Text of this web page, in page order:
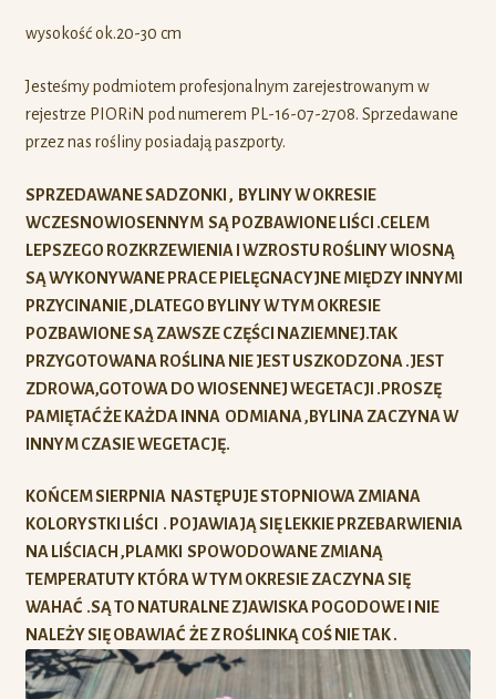
wysokość ok.20-30 cm
Jesteśmy podmiotem profesjonalnym zarejestrowanym w
rejestrze PIORiN pod numerem PL-16-07-2708. Sprzedawane
przez nas rośliny posiadają paszporty.
SPRZEDAWANE SADZONKI , BYLINY W OKRESIE
WCZESNOWIOSENNYM SĄ POZBAWIONE LIŚCI .CELEM
LEPSZEGO ROZKRZEWIENIA I WZROSTU ROŚLINY WIOSNĄ
SĄ WYKONYWANE PRACE PIELĘGNACYJNE MIĘDZY INNYMI
PRZYCINANIE ,DLATEGO BYLINY W TYM OKRESIE
POZBAWIONE SĄ ZAWSZE CZĘŚCI NAZIEMNEJ.TAK
PRZYGOTOWANA ROŚLINA NIE JEST USZKODZONA .JEST
ZDROWA,GOTOWA DO WIOSENNEJ WEGETACJI .PROSZĘ
PAMIĘTAĆ ŻE KAŻDA INNA ODMIANA ,BYLINA ZACZYNA W
INNYM CZASIE WEGETACJĘ.
KOŃCEM SIERPNIA NASTĘPUJE STOPNIOWA ZMIANA
KOLORYSTKI LIŚCI . POJAWIAJĄ SIĘ LEKKIE PRZEBARWIENIA
NA LIŚCIACH ,PLAMKI SPOWODOWANE ZMIANĄ
TEMPERATUTY KTÓRA W TYM OKRESIE ZACZYNA SIĘ
WAHAĆ .SĄ TO NATURALNE ZJAWISKA POGODOWE I NIE
NALEŻY SIĘ OBAWIAĆ ŻE Z ROŚLINKĄ COŚ NIE TAK .